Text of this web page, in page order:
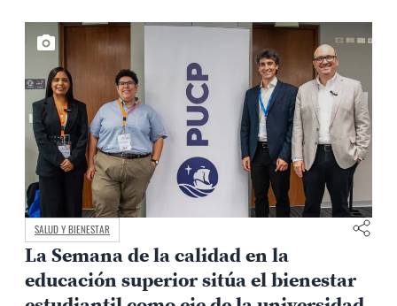
SALUD Y BIENESTAR
La Semana de la calidad en la
educación superior sitúa el bienestar